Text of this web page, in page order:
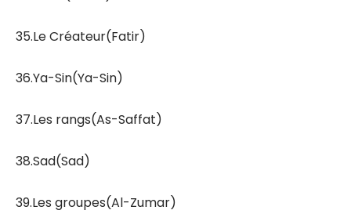
35.Le Créateur(Fatir)
36.Ya-Sin(Ya-Sin)
37.Les rangs(As-Saffat)
38.Sad(Sad)
39.Les groupes(Al-Zumar)